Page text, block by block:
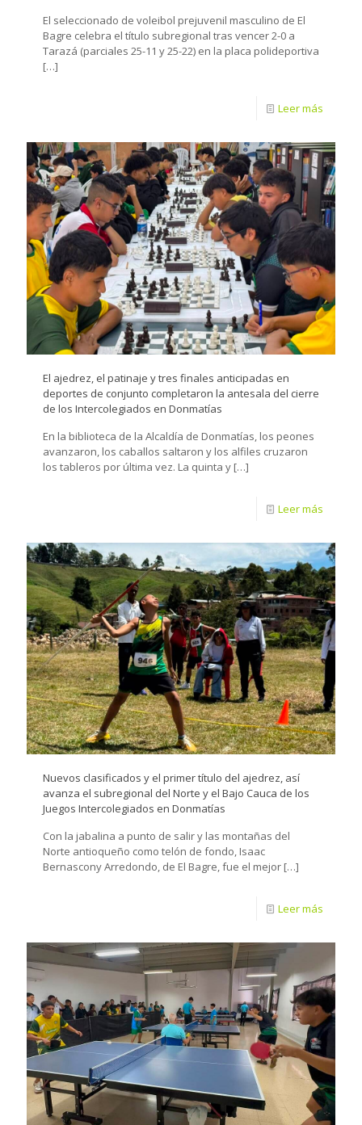
El seleccionado de voleibol prejuvenil masculino de El
Bagre celebra el título subregional tras vencer 2-0 a
Tarazá (parciales 25-11 y 25-22) en la placa polideportiva
[…]
Leer más
El ajedrez, el patinaje y tres finales anticipadas en
deportes de conjunto completaron la antesala del cierre
de los Intercolegiados en Donmatías
En la biblioteca de la Alcaldía de Donmatías, los peones
avanzaron, los caballos saltaron y los alfiles cruzaron
los tableros por última vez. La quinta y […]
Leer más
Nuevos clasificados y el primer título del ajedrez, así
avanza el subregional del Norte y el Bajo Cauca de los
Juegos Intercolegiados en Donmatías
Con la jabalina a punto de salir y las montañas del
Norte antioqueño como telón de fondo, Isaac
Bernascony Arredondo, de El Bagre, fue el mejor […]
Leer más